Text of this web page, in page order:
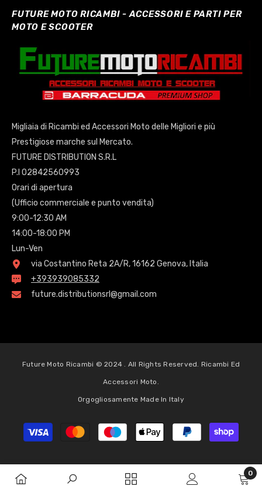
FUTURE MOTO RICAMBI - ACCESSORI E PARTI PER
MOTO E SCOOTER
Migliaia di Ricambi ed Accessori Moto delle Migliori e più
Prestigiose marche sul Mercato.
FUTURE DISTRIBUTION S.R.L
P.I 02842560993
Orari di apertura
(Ufficio commerciale e punto vendita)
9:00-12:30 AM
14:00-18:00 PM
Lun-Ven
via Costantino Reta 2A/R, 16162 Genova, Italia
+393939085332
future.distributionsrl@gmail.com
Future Moto Ricambi © 2024 . All Rights Reserved. Ricambi Ed
Accessori Moto.
Orgogliosamente Made In Italy
Metodi
di
0